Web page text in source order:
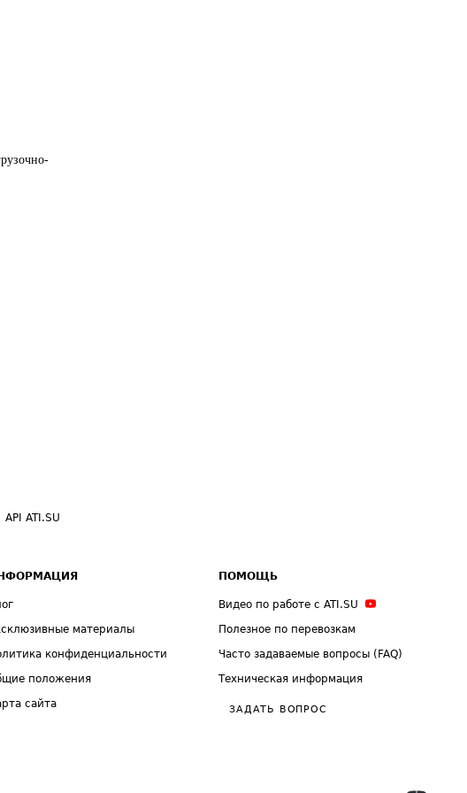
API ATI.SU
материалы
конфиденциальности
положения
сайта
ПОМОЩЬ
Видео по работе с ATI.SU
Полезное по перевозкам
Часто задаваемые вопросы (FAQ)
Техническая информация
ЗАДАТЬ ВОПРОС